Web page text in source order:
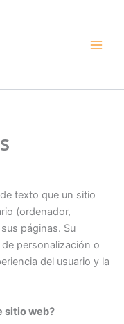
texto que un sitio
(ordenador,
páginas. Su
personalización o
del usuario y la
sitio web?